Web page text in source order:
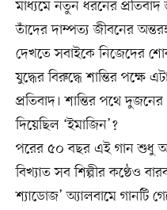
মাধ্যমে নতুন ধরনের
তাঁদের দাম্পত্য জীবনের
দেখতে সবাইকে নিজেদের
যুদ্ধের বিরুদ্ধে শান্তির
প্রতিবাদ। শান্তির পথে
দিয়েছিল ‘ইমাজিন’?
পরের ৫০ বছর এই গান শুধু
বিখ্যাত সব শিল্পীর কণ্ঠেও
শ্যাডোজ’ অ্যালবামে গানটি